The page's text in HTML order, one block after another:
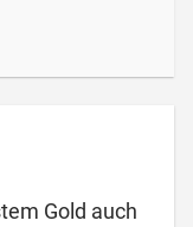
Gold auch